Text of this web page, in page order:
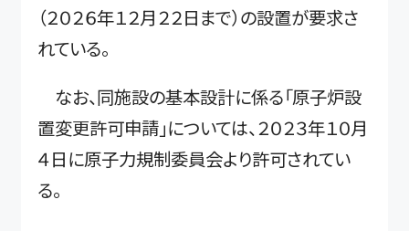
（２０２６年１２月２２日まで）の設置が要求さ
れている。
なお、同施設の基本設計に係る「原子炉設
置変更許可申請」については、２０２３年１０月
４日に原子力規制委員会より許可されてい
る。